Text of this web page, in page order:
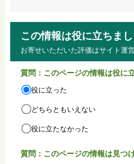
この情報は役に立ちま
お寄せいただいた評価はサイト運
質問：このページの情報は役に
役に立った
どちらともいえない
役に立たなかった
質問：このページの情報は見つ